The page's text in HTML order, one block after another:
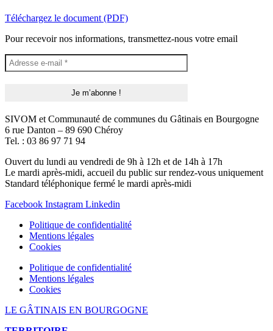
Téléchargez le document (PDF)
Pour recevoir nos informations, transmettez-nous votre email
SIVOM et Communauté de communes du Gâtinais en Bourgogne
6 rue Danton – 89 690 Chéroy
Tel. : 03 86 97 71 94
Ouvert du lundi au vendredi de 9h à 12h et de 14h à 17h
Le mardi après-midi, accueil du public sur rendez-vous uniquement
Standard téléphonique fermé le mardi après-midi
Facebook Instagram Linkedin
Politique de confidentialité
Mentions légales
Cookies
Politique de confidentialité
Mentions légales
Cookies
LE GÂTINAIS EN BOURGOGNE